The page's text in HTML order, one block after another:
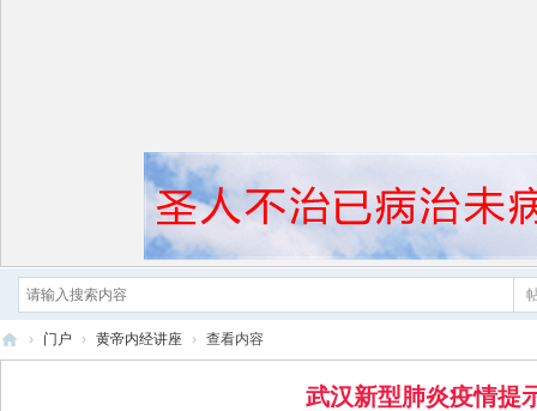
› 门户 › 黄帝内经讲座 › 查看内容
武汉新型肺炎疫情提